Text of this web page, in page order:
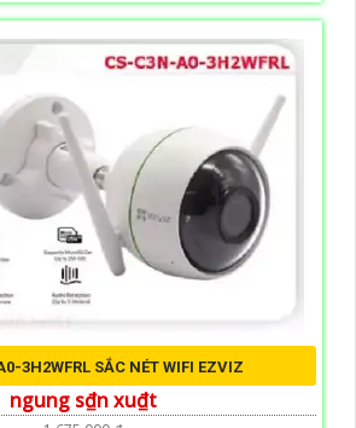
3H2WFRL SẮC NÉT WIFI EZVIZ
ngung s₫n xu₫t